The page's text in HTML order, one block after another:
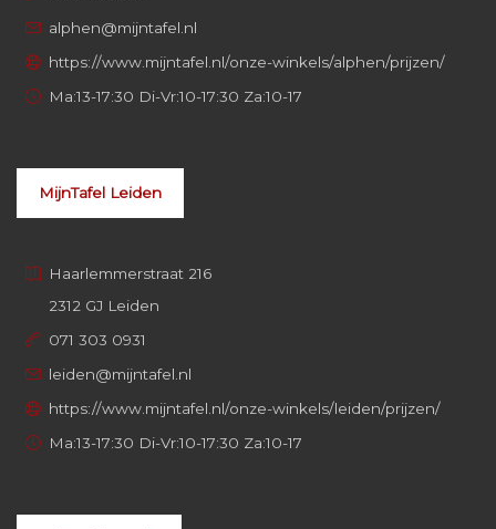
alphen@mijntafel.nl
https://www.mijntafel.nl/onze-winkels/alphen/prijzen/
Ma:13-17:30 Di-Vr:10-17:30 Za:10-17
MijnTafel Leiden
Haarlemmerstraat 216
2312 GJ Leiden
071 303 0931
leiden@mijntafel.nl
https://www.mijntafel.nl/onze-winkels/leiden/prijzen/
Ma:13-17:30 Di-Vr:10-17:30 Za:10-17